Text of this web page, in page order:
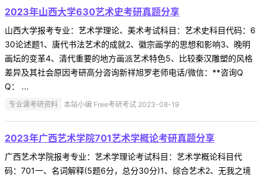
2023年山西大学630艺术史考研真题分享
山西大学报考专业：艺术学理论、美术考试科目：艺术史科目代码：6
30论述题1、唐代书法艺术的成就2、徽宗画学的思想和影响3、晚明
画坛的变革4、清代重要的地方画派艺术特色5、比较秦汉雕塑的风格
差异及其社会原因考研高分咨询新祥旭罗老师电话/微信：**咨询Q
Q： ...
专业课考研资料 本站小编 Free考研考试 2023-08-19
2023年广西艺术学院701艺术学概论考研真题分享
广西艺术学院报考专业：艺术学理论考试科目：艺术学概论科目代
码：701一、名词解释(5题6分，总分30分)1、综合艺术2、无我之境